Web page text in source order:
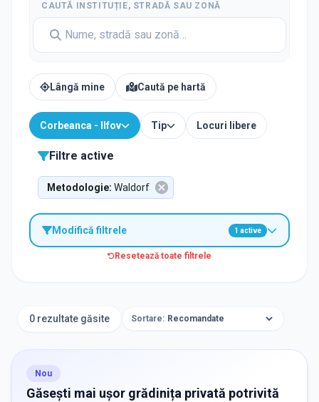
CAUTĂ INSTITUȚIE, STRADĂ SAU ZONĂ
Lângă mine Caută pe hartă
Corbeanca - Ilfov Tip Locuri libere
Filtre active
Metodologie: Waldorf
Modifică filtrele 1 active
Resetează toate filtrele
0 rezultate găsite Sortare:
Nou
Găsești mai ușor grădinița privată potrivită